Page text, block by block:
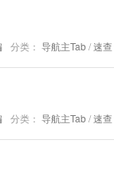
分类： 导航主Tab/速查
分类： 导航主Tab/速查